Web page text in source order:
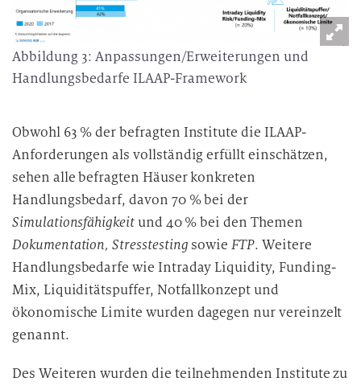
Abbildung 3: Anpassungen/Erweiterungen und
Handlungsbedarfe ILAAP-Framework
Obwohl 63 % der befragten Institute die ILAAP-
Anforderungen als vollständig erfüllt einschätzen,
sehen alle befragten Häuser konkreten
Handlungsbedarf, davon 70 % bei der
Simulationsfähigkeitund 40 % bei den Themen
Dokumentation, Stresstesting sowieFTP. Weitere
Handlungsbedarfe wie Intraday Liquidity, Funding-
Mix, Liquiditätspuffer, Notfallkonzept und
ökonomische Limite wurden dagegen nur vereinzelt
genannt.
Des Weiteren wurden die teilnehmenden Institute zu